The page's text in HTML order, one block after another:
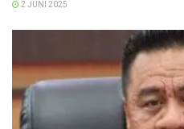
2 JUNI 2025